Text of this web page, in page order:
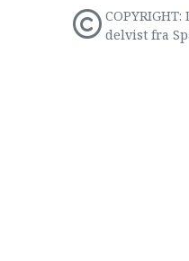
delvist fra